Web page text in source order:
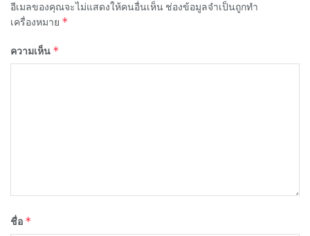
อีเมลของคุณจะไม่แสดงให้คนอื่นเห็น ช่องข้อมูลจำเป็นถูกทำ
เครื่องหมาย *
ความเห็น *
ชื่อ *